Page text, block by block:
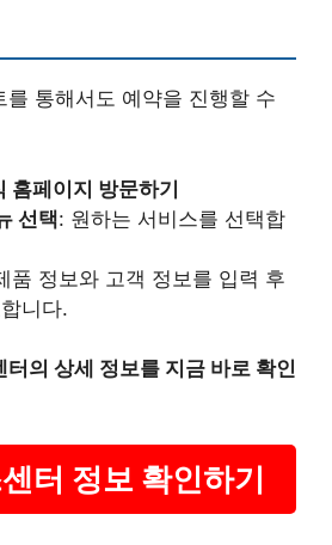
를 통해서도 예약을 진행할 수
홈페이지 방문하기
선택: 원하는 서비스를 선택합
품 정보와 고객 정보를 입력 후
니다.
의 상세 정보를 지금 바로 확인
터 정보 확인하기